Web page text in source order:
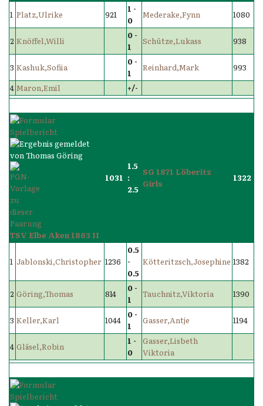
1 Platz,Ulrike 921
1 -
0
Mederake,Fynn 1080
2 Knöffel,Willi
0 -
1
Schütze,Lukass 938
3 Kashuk,Sofiia
0 -
1
Reinhard,Mark
993
4 Maron,Emil +/-
TSV Elbe Aken 1863 II
1031
1.5
:
2.5
SG 1871 Löberitz
Girls
1322
1 Jablonski,Christopher 1236
0.5
-
0.5
Kötteritzsch,Josephine 1382
2 Göring,Thomas 814
0 -
1
Tauchnitz,Viktoria 1390
3 Keller,Karl 1044
0 -
1
Gasser,Antje 1194
4 Gläsel,Robin
1 -
0
Gasser,Lisbeth
Viktoria